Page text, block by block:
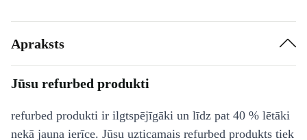
Apraksts
Jūsu refurbed produkti
refurbed produkti ir ilgtspējīgāki un līdz pat 40 % lētāki
nekā jauna ierīce. Jūsu uzticamais refurbed produkts tiek